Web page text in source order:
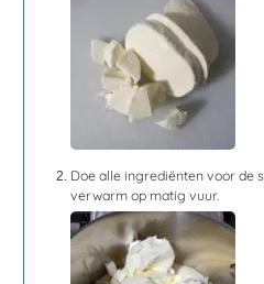
Doe alle ingrediënten voor de
verwarm op matig vuur.